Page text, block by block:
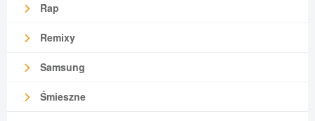
Rap
Remixy
Samsung
Śmieszne